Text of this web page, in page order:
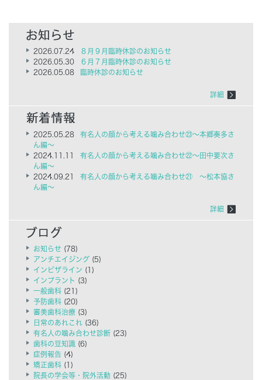
2026.07.24
８月９月臨時休診のお知らせ
2026.05.30
６月７月臨時休診のお知らせ
2026.05.08
臨時休診のお知らせ
詳細
2025.05.28
有名人の顔から考える噛み合わせ㉓～本郷奏多さ
ん編～
2024.11.11
有名人の顔から考える噛み合わせ㉒～田中要次さ
ん編～
2024.09.21
有名人の顔から考える噛み合わせ㉑ ～松本協さ
ん編～
詳細
お知らせ (78)
アンチエイジング (5)
インビザライン (1)
インプラント (3)
一般歯科 (21)
予防歯科 (20)
審美歯科治療 (3)
日常のあれこれ (36)
有名人の噛み合わせ診断 (23)
歯科の豆知識 (6)
症例報告 (4)
矯正歯科 (1)
院長の学会等・院外活動 (25)